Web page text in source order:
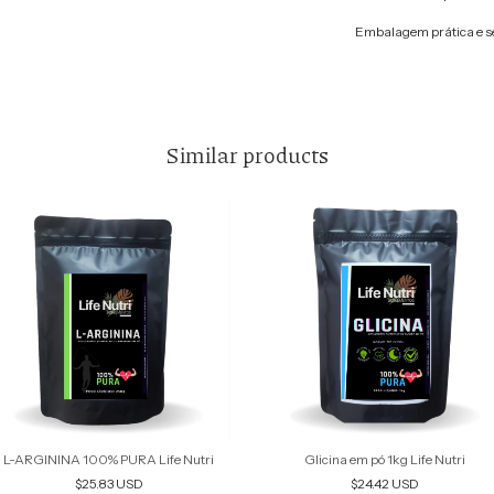
Embalagem prática e
Similar products
L-ARGININA 100% PURA Life Nutri
$25.83 USD
Glicina em pó 1kg Life Nutri
$24.42 USD